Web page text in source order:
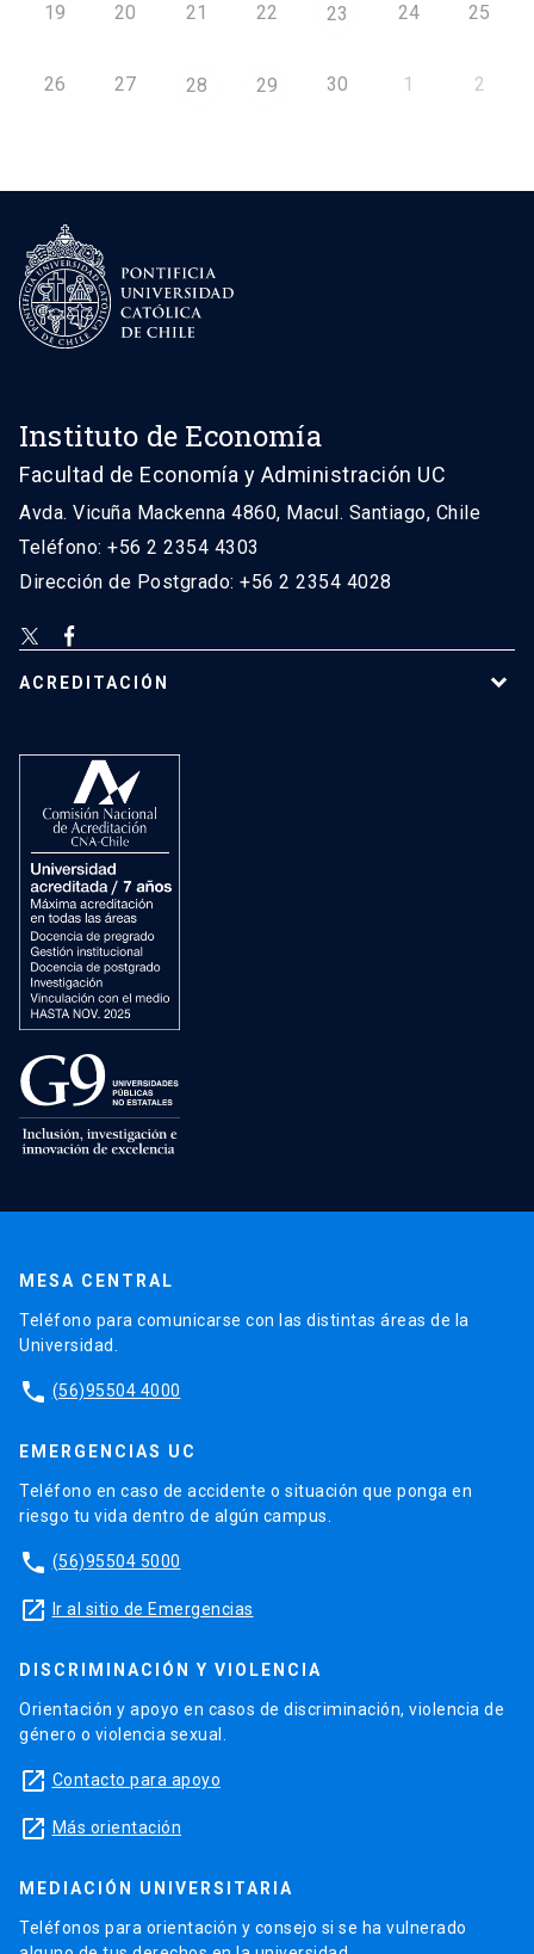
19 20 21 22 23 24 25
26 27 28 29 30 1 2
Instituto de Economía
Facultad de Economía y Administración UC
Avda. Vicuña Mackenna 4860, Macul. Santiago, Chile
Teléfono: +56 2 2354 4303
Dirección de Postgrado: +56 2 2354 4028
ACREDITACIÓN
MESA CENTRAL
Teléfono para comunicarse con las distintas áreas de la
Universidad.
phone (56)95504 4000
EMERGENCIAS UC
Teléfono en caso de accidente o situación que ponga en
riesgo tu vida dentro de algún campus.
phone (56)95504 5000
launch Ir al sitio de Emergencias
DISCRIMINACIÓN Y VIOLENCIA
Orientación y apoyo en casos de discriminación, violencia de
género o violencia sexual.
launch Contacto para apoyo
launch Más orientación
MEDIACIÓN UNIVERSITARIA
Teléfonos para orientación y consejo si se ha vulnerado